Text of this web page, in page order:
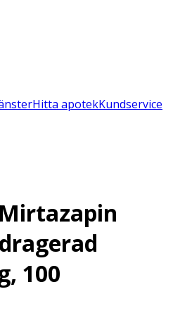
Hitta apotekKundservice
100